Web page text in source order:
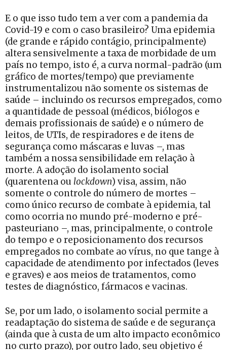
E o que isso tudo tem a ver com a pandemia da
Covid-19 e com o caso brasileiro? Uma epidemia
(de grande e rápido contágio, principalmente)
altera sensivelmente a taxa de morbidade de um
país no tempo, isto é, a curva normal-padrão (um
gráfico de mortes/tempo) que previamente
instrumentalizou não somente os sistemas de
saúde – incluindo os recursos empregados, como
a quantidade de pessoal (médicos, biólogos e
demais profissionais de saúde) e o número de
leitos, de UTIs, de respiradores e de itens de
segurança como máscaras e luvas –, mas
também a nossa sensibilidade em relação à
morte. A adoção do isolamento social
(quarentena ou lockdown) visa, assim, não
somente o controle do número de mortes –
como único recurso de combate à epidemia, tal
como ocorria no mundo pré-moderno e pré-
pasteuriano –, mas, principalmente, o controle
do tempo e o reposicionamento dos recursos
empregados no combate ao vírus, no que tange à
capacidade de atendimento por infectados (leves
e graves) e aos meios de tratamentos, como
testes de diagnóstico, fármacos e vacinas.
Se, por um lado, o isolamento social permite a
readaptação do sistema de saúde e de segurança
(ainda que à custa de um alto impacto econômico
no curto prazo), por outro lado, seu objetivo é